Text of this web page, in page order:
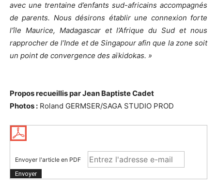
avec une trentaine d’enfants sud-africains accompagnés
de parents. Nous désirons établir une connexion forte
l’île Maurice, Madagascar et l’Afrique du Sud et nous
rapprocher de l’Inde et de Singapour afin que la zone soit
un point de convergence des aïkidokas. »
Propos recueillis par Jean Baptiste Cadet
Photos : Roland GERMSER/SAGA STUDIO PROD
Envoyer l'article en PDF